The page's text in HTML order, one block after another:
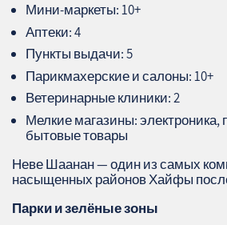
Мини‑маркеты: 10+
Аптеки: 4
Пункты выдачи: 5
Парикмахерские и салоны: 10+
Ветеринарные клиники: 2
Мелкие магазины: электроника,
бытовые товары
Неве Шаанан — один из самых
насыщенных районов Хайфы
Парки и зелёные зоны